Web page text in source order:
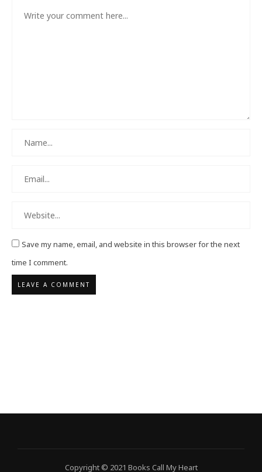
Save my name, email, and website in this browser for the next
time I comment.
Copyright © 2021 Books Call My Heart